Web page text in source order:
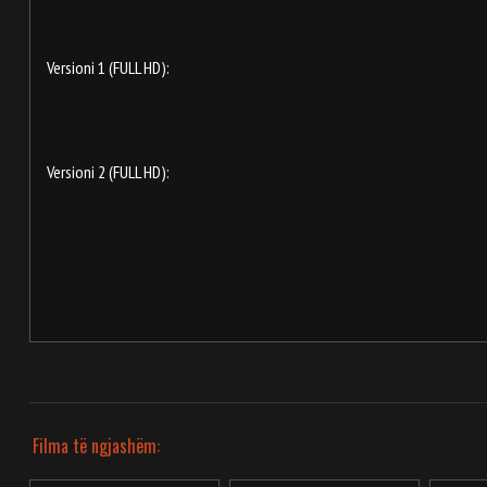
Versioni 1 (FULL HD):
Versioni 2 (FULL HD):
Filma të ngjashëm: